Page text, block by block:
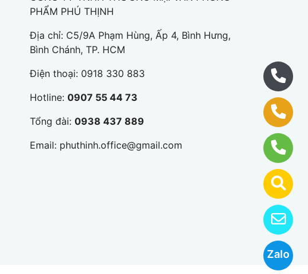
Zalo
PHẨM PHÚ THỊNH
Địa chỉ: C5/9A Phạm Hùng, Ấp 4, Bình Hưng,
Bình Chánh, TP. HCM
Điện thoại: 0918 330 883
Hotline: 0907 55 44 73
Tổng đài: 0938 437 889
Email: phuthinh.office@gmail.com